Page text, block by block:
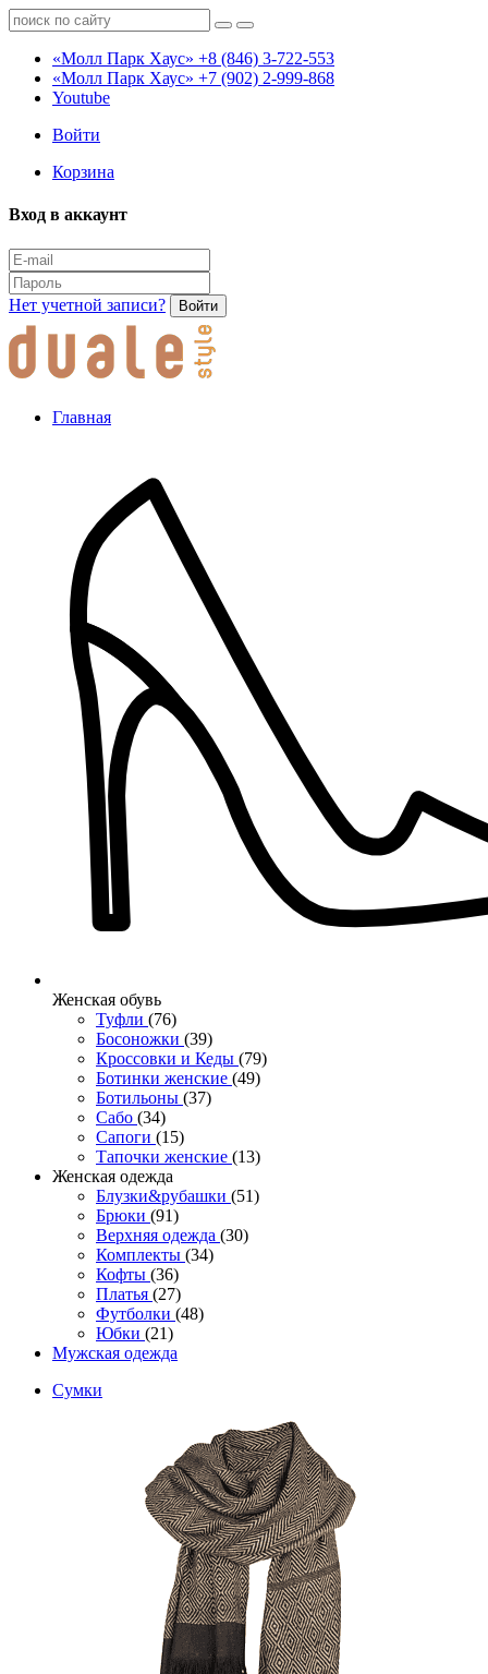
«Молл Парк Хаус» +8 (846) 3-722-553
«Молл Парк Хаус» +7 (902) 2-999-868
Youtube
Войти
Корзина
Вход в аккаунт
Нет учетной записи? Войти
Главная
Женcкая обувь
Туфли (76)
Босоножки (39)
Кроссовки и Кеды (79)
Ботинки женские (49)
Ботильоны (37)
Сабо (34)
Сапоги (15)
Тапочки женские (13)
Женская одежда
Блузки&рубашки (51)
Брюки (91)
Верхняя одежда (30)
Комплекты (34)
Кофты (36)
Платья (27)
Футболки (48)
Юбки (21)
Мужская одежда
Сумки